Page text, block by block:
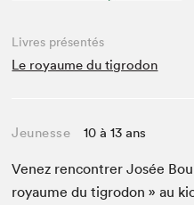
Livres présentés
Le royaume du tigrodon
Jeunesse 10 à 13 ans
Venez ren­con­tr­er Josée
roy­aume du tigrodon » au